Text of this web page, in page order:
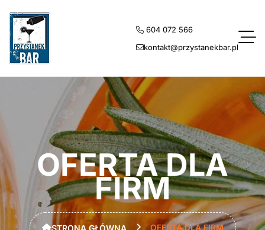
604 072 566
kontakt@przystanekbar.pl
OFERTA DLA
FIRM
STRONA GŁÓWNA OFERTA DLA FIRM